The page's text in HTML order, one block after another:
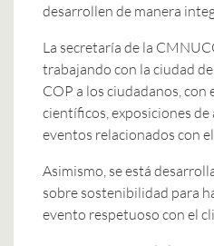
desarrollen de manera
La secretaría de la
trabajando con la ciudad
COP a los ciudadanos, con
científicos, exposiciones
eventos relacionados con el
Asimismo, se está
sobre sostenibilidad para
evento respetuoso con el